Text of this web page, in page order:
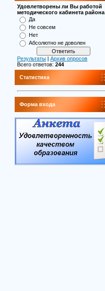
Удовлетворены ли Вы работой
методического кабинета района
Да
Не совсем
Нет
Абсолютно не доволен
Результаты
Архив опросов
Всего ответов: 244
Статистика
Форма входа